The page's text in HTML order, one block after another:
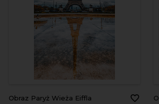
Obraz Paryż Wieża Eiffla